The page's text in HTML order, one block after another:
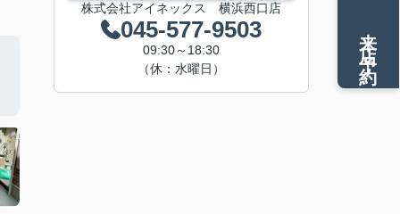
株式会社アイネックス 横浜西口店
045-577-9503
09:30～18:30
（休：水曜日）
来店予約